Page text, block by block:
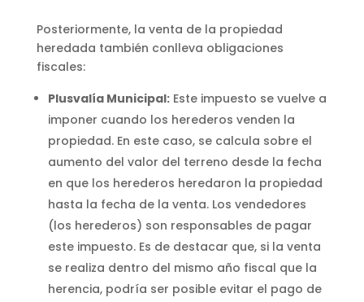
Posteriormente, la venta de la propiedad
heredada también conlleva obligaciones
fiscales:
Plusvalía Municipal:Este impuesto se vuelve a
imponer cuando los herederos venden la
propiedad. En este caso, se calcula sobre el
aumento del valor del terreno desde la fecha
en que los herederos heredaron la propiedad
hasta la fecha de la venta. Los vendedores
(los herederos) son responsables de pagar
este impuesto. Es de destacar que, si la venta
se realiza dentro del mismo año fiscal que la
herencia, podría ser posible evitar el pago de